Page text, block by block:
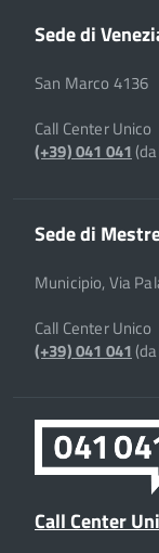
Sede di
San Marco 4136
Call Center Unico
(+39) 041 041
Sede di
Municipio, Via
Call Center Unico
(+39) 041 041
Call Center